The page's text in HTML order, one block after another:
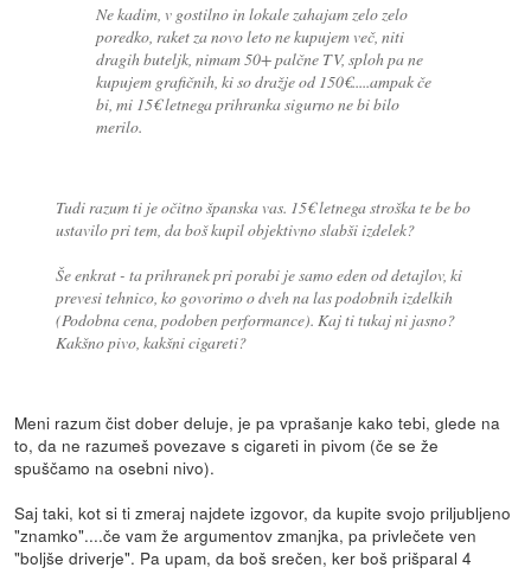
Ne kadim, v gostilno in lokale zahajam zelo zelo
poredko, raket za novo leto ne kupujem več, niti
dragih buteljk, nimam 50+ palčne TV, sploh pa ne
kupujem grafičnih, ki so dražje od 150€.....ampak če
bi, mi 15€ letnega prihranka sigurno ne bi bilo
merilo.
Tudi razum ti je očitno španska vas. 15€ letnega stroška te be bo
ustavilo pri tem, da boš kupil objektivno slabši izdelek?
Še enkrat - ta prihranek pri porabi je samo eden od detajlov, ki
prevesi tehnico, ko govorimo o dveh na las podobnih izdelkih
(Podobna cena, podoben performance). Kaj ti tukaj ni jasno?
Kakšno pivo, kakšni cigareti?
Meni razum čist dober deluje, je pa vprašanje kako tebi, glede na
to, da ne razumeš povezave s cigareti in pivom (če se že
spuščamo na osebni nivo).
Saj taki, kot si ti zmeraj najdete izgovor, da kupite svojo priljubljeno
"znamko"....če vam že argumentov zmanjka, pa privlečete ven
"boljše driverje". Pa upam, da boš srečen, ker boš prišparal 4